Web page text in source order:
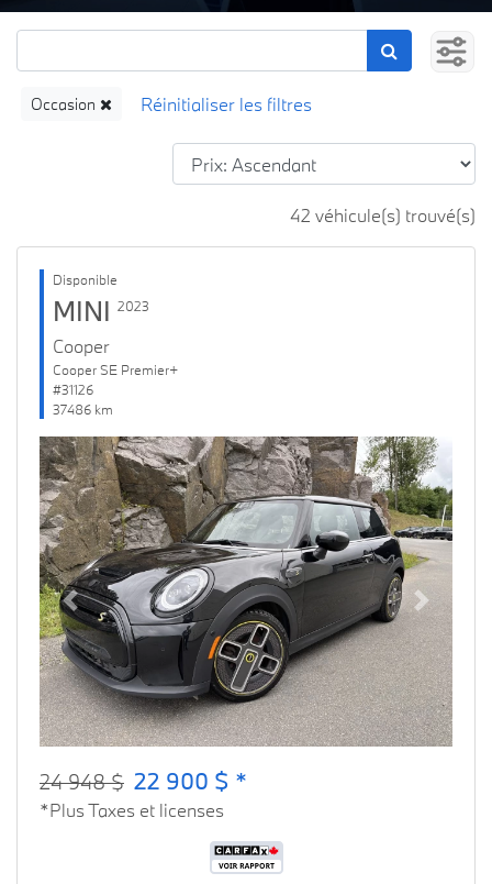
Occasion
42 véhicule(s) trouvé(s)
Disponible
MINI 2023
Cooper
Cooper SE Premier+
#31126
37486 km
Previous Next
24 948 $ 22 900 $ *
*Plus Taxes et licenses